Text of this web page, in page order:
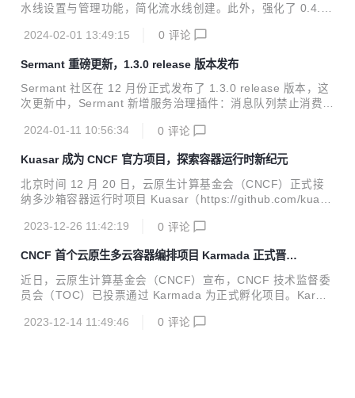
水线设置与管理功能，简化流水线创建。此外，强化了 0.4.0
雀（灰度）发布、A/B 测试、蓝绿发布三种渐进式发布策略。
2024-02-01 13:49:15 0 评论
Sermant 重磅更新，1.3.0 release 版本发布
Sermant 社区在 12 月份正式发布了 1.3.0 release 版本，这
次更新中，Sermant 新增服务治理插件：消息队列禁止消费插
a、RocketMQ）的消费行为，实现禁止或开启消费，强化了
2024-01-11 10:56:34 0 评论
Kuasar 成为 CNCF 官方项目，探索容器运行时新纪元
北京时间 12 月 20 日，云原生计算基金会（CNCF）正式接
纳多沙箱容器运行时项目 Kuasar（https://github.com/kuasa
器运行时技术的探索、创新和发展。
2023-12-26 11:42:19 0 评论
CNCF 首个云原生多云容器编排项目 Karmada 正式晋级
孵化
近日，云原生计算基金会（CNCF）宣布，CNCF 技术监督委
员会（TOC）已投票通过 Karmada 为正式孵化项目。Karma
容器编排项目。 正式晋升 CNCF 孵化级，也意味着 Karmada
2023-12-14 11:49:46 0 评论